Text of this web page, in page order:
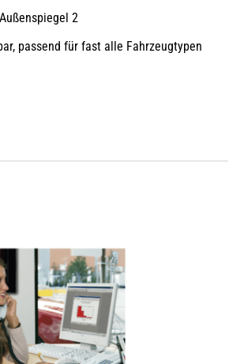
2
passend für fast alle Fahrzeugtypen